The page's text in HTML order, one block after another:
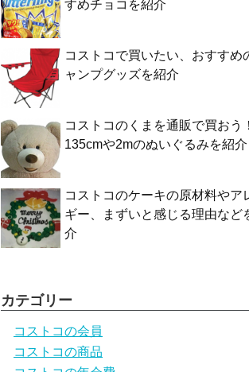
すめチョコを紹介
コストコで買いたい、おすすめ
ャンプグッズを紹介
コストコのくまを通販で買おう！
135cmや2mのぬいぐるみを紹介
コストコのケーキの原材料やア
ギー、まずいと感じる理由など
介
カテゴリー
コストコの会員
コストコの商品